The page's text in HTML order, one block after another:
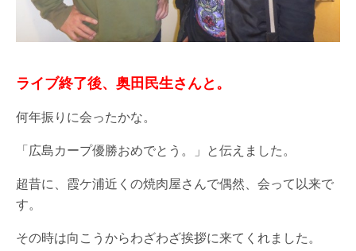
ライブ終了後、奥田民生さんと。
何年振りに会ったかな。
「広島カープ優勝おめでとう。」と伝えました。
超昔に、霞ケ浦近くの焼肉屋さんで偶然、会って以来で
す。
その時は向こうからわざわざ挨拶に来てくれました。